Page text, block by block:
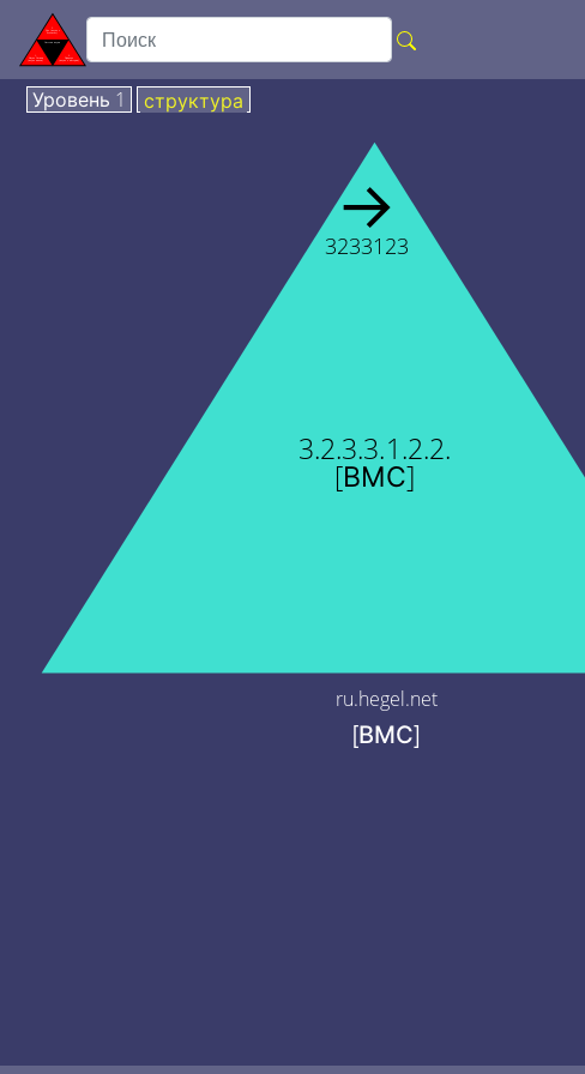
Уровень 1 структура
3.2.3.3.1.2.2.
[ВМС]
→
3233123
ru.hegel.net
[ВМС]